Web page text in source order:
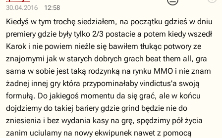
30.04.2016 12:58
Kiedyś w tym trochę siedziałem, na początku gdzieś w dniu
premiery gdzie były tylko 2/3 postacie a potem kiedy wszedł
Karok i nie powiem nieźle się bawiłem tłukąc potwory ze
znajomymi jak w starych dobrych grach beat them all, gra
sama w sobie jest taką rodzynką na rynku MMO i nie znam
żadnej innej gry która przypominałaby vindictus'a swoją
formułą. Do jakiegoś momentu da się grać, ale w końcu
dojdziemy do takiej bariery gdzie grind będzie nie do
zniesienia i bez wydania kasy na grę, spędzimy pół życia
zanim uciulamy na nowy ekwipunek nawet z pomocą